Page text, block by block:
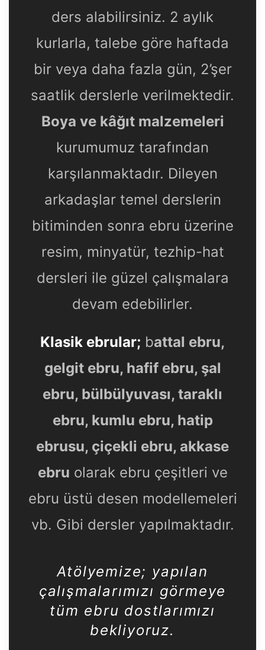
ders alabilirsiniz. 2 aylık
kurlarla, talebe göre haftada
bir veya daha fazla gün, 2’şer
saatlik derslerle verilmektedir.
Boya ve kâğıt malzemeleri
kurumumuz tarafından
karşılanmaktadır. Dileyen
arkadaşlar temel derslerin
bitiminden sonra ebru üzerine
resim, minyatür, tezhip-hat
dersleri ile güzel çalışmalara
devam edebilirler.
Klasik ebrular; battal ebru,
gelgit ebru, hafif ebru, şal
ebru, bülbülyuvası, taraklı
ebru, kumlu ebru, hatip
ebrusu, çiçekli ebru, akkase
ebru olarak ebru çeşitleri ve
ebru üstü desen modellemeleri
vb. Gibi dersler yapılmaktadır.
Atölyemize; yapılan
çalışmalarımızı görmeye
tüm ebru dostlarımızı
bekliyoruz.